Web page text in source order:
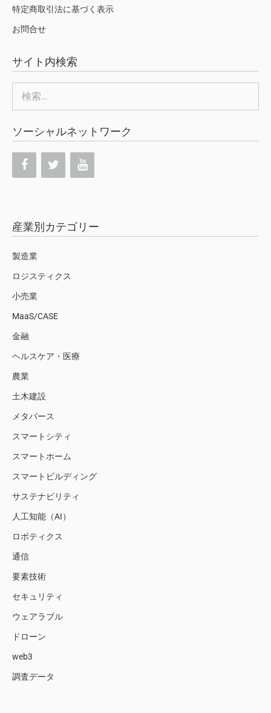
特定商取引法に基づく表示
お問合せ
サイト内検索
索:
ソーシャルネットワーク
産業別カテゴリー
製造業
ロジスティクス
小売業
MaaS/CASE
金融
ヘルスケア・医療
農業
土木建設
メタバース
スマートシティ
スマートホーム
スマートビルディング
サステナビリティ
人工知能（AI）
ロボティクス
通信
要素技術
セキュリティ
ウェアラブル
ドローン
web3
調査データ